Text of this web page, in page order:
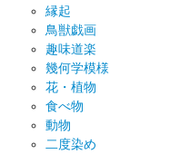
縁起
鳥獣戯画
趣味道楽
幾何学模様
花・植物
食べ物
動物
二度染め